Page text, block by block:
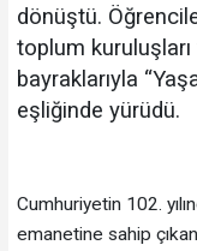
dönüştü.
toplum
bayraklarıyla
eşliğinde yürüdü.
Cumhuriyetin 102.
emanetine sahip